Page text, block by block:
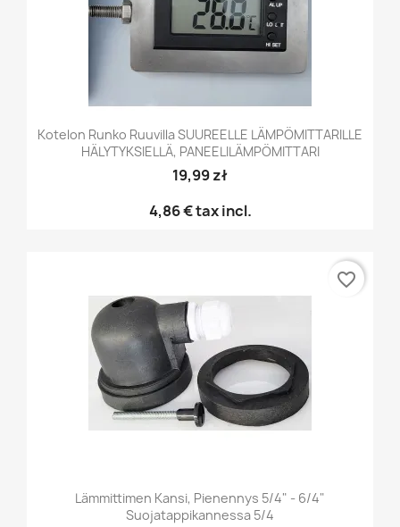
Kotelon Runko Ruuvilla SUUREELLE LÄMPÖMITTARILLE
HÄLYTYKSIELLÄ, PANEELILÄMPÖMITTARI
19,99 zł
4,86 €tax incl.
Lämmittimen Kansi, Pienennys 5/4" - 6/4"
Suojatappikannessa 5/4
favorite_border